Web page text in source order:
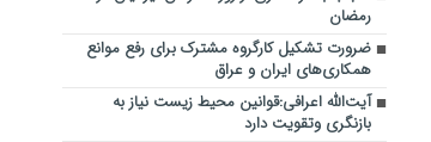
رمضان
ضرورت تشکیل کارگروه مشترک برای رفع موانع
همکاری‌های ایران و عراق
آیت‌الله اعرافی:قوانین محیط زیست نیاز به
بازنگری وتقویت دارد